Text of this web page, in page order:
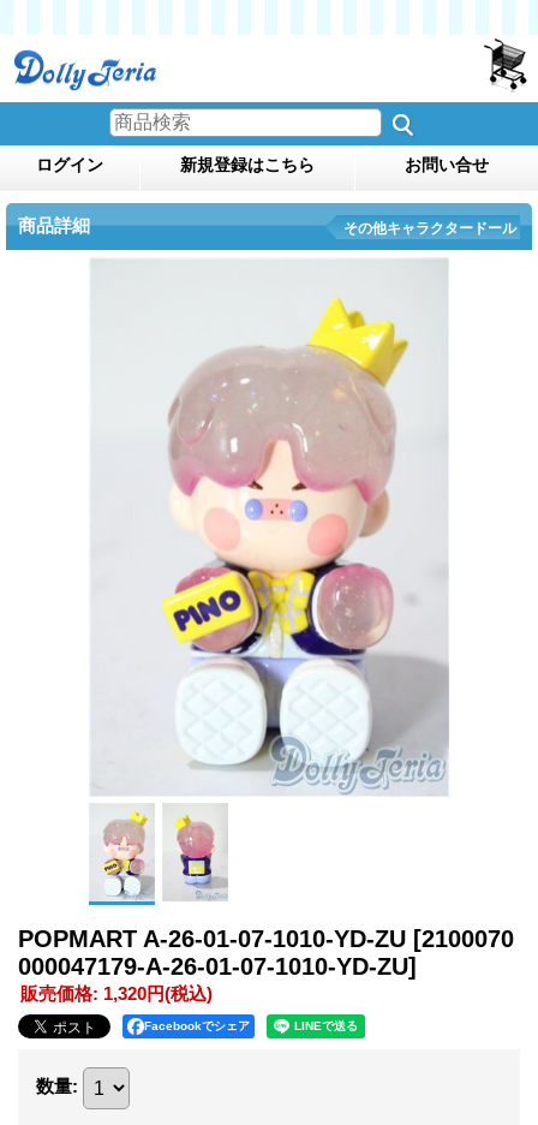
ログイン 新規登録はこちら お問い合せ
商品詳細 その他キャラクタードール
POPMART A-26-01-07-1010-YD-ZU [2100070
000047179-A-26-01-07-1010-YD-ZU]
販売価格: 1,320円(税込)
Facebookでシェア
数量: